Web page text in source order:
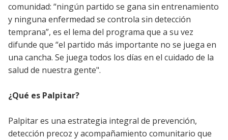
comunidad: “ningún partido se gana sin entrenamiento
y ninguna enfermedad se controla sin detección
temprana”, es el lema del programa que a su vez
difunde que “el partido más importante no se juega en
una cancha. Se juega todos los días en el cuidado de la
salud de nuestra gente".
¿Qué es Palpitar?
Palpitar es una estrategia integral de prevención,
detección precoz y acompañamiento comunitario que